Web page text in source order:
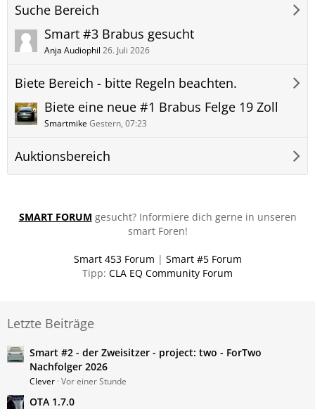
Suche Bereich
Smart #3 Brabus gesucht
Anja Audiophil 26. Juli 2026
Biete Bereich - bitte Regeln beachten.
Biete eine neue #1 Brabus Felge 19 Zoll
SmartmikeGestern, 07:23
Auktionsbereich
SMART FORUM gesucht? Informiere dich gerne in unseren
smart Foren!
Smart 453 Forum | Smart #5 Forum
Tipp: CLA EQ Community Forum
Letzte Beiträge
Smart #2 - der Zweisitzer - project: two - ForTwo
Nachfolger 2026
Clever Vor einer Stunde
OTA 1.7.0